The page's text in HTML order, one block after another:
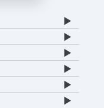
▶️
▶️
▶️
▶️
▶️
▶️